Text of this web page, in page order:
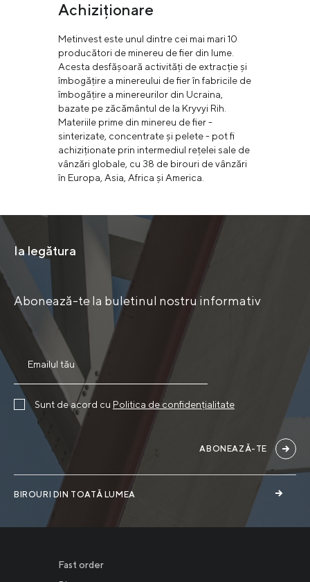
Achiziționare
Metinvest este unul dintre cei mai mari 10
producători de minereu de fier din lume.
Acesta desfășoară activități de extracție și
îmbogățire a minereului de fier în fabricile de
îmbogățire a minereurilor din Ucraina,
bazate pe zăcământul de la Kryvyi Rih.
Materiile prime din minereu de fier -
sinterizate, concentrate și pelete - pot fi
achiziționate prin intermediul rețelei sale de
vânzări globale, cu 38 de birouri de vânzări
în Europa, Asia, Africa și America.
Ia legătura
Abonează-te la buletinul nostru informativ
BIROURI DIN TOATĂ LUMEA
Sunt de acord cu Politica de confidențialitate
ABONEAZĂ-TE
Fast order